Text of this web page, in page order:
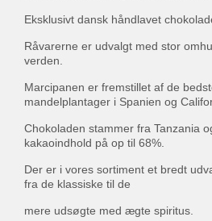
Eksklusivt dansk håndlavet
Råvarerne er udvalgt med stor
verden.
Marcipanen er fremstillet af de
mandelplantager i Spanien og
Chokoladen stammer fra Tanzania
kakaoindhold på op til 68%.
Der er i vores sortiment et bredt
fra de klassiske til de
mere udsøgte med ægte spiritus.